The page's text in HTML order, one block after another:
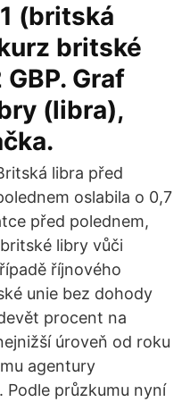
(britská
britské
Graf
(libra),
libra před
oslabila o 0,7
před polednem,
libry vůči
říjnového
unie bez dohody
procent na
úroveň od roku
agentury
Podle průzkumu nyní